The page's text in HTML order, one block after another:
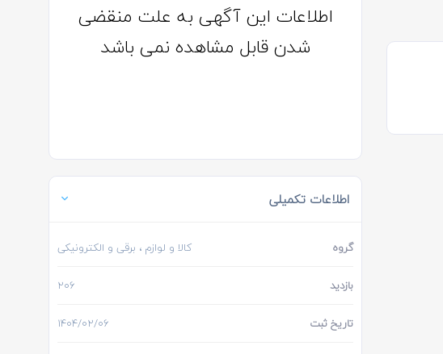
اطلاعات این آگهی به علت منقضی
شدن قابل مشاهده نمی باشد
اطلاعات تکمیلی
گروه کالا و لوازم ، برقی و الکترونیکی
بازدید 206
تاریخ ثبت 1404/02/06